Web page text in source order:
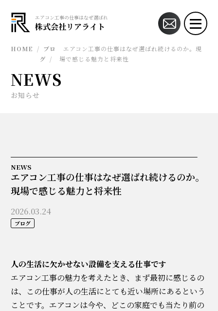
エアコン工事の仕事はなぜ選ばれ続けるのか。現場で感じる魅力と将来性 | エア
株式会社リアライト
HOME / ブロ
グ /
エアコン工事の仕事はなぜ選ばれ続けるのか。現
場で感じる魅力と将来性
NEWS
お知らせ
NEWS
エアコン工事の仕事はなぜ選ばれ続けるのか。
現場で感じる魅力と将来性
2026.03.24
ブログ
人の生活に欠かせない設備を支える仕事です
エアコン工事の魅力を考えたとき、まず最初に感じるの
は、この仕事が人の生活にとても近い場所にあるという
ことです。エアコンは今や、どこの家庭でも当たり前の